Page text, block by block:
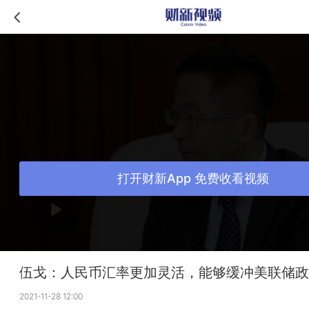
打开财新App 免费收看视频
伍戈：人民币汇率更加灵活，能够缓冲美联储
2021-11-28 12:00